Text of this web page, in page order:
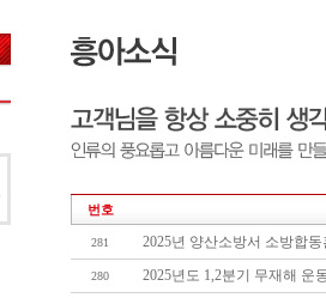
번호
281 2025년 양산소방서 소방합동
280 2025년도 1,2분기 무재해 운